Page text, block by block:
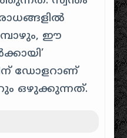
ഈ
ഡോളറാണ്
ഒഴുക്കുന്നത്.